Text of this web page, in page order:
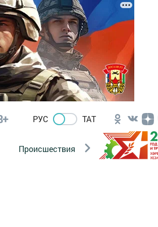
РУС ТАТ
Происшествия Новости